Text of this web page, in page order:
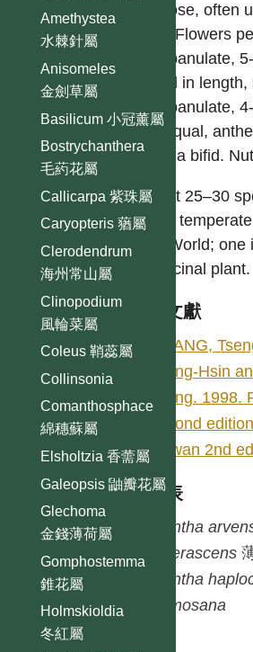
Amethystea
水棘針屬
Anisomeles
金劍草屬
Basilicum 小冠薰屬
Bostrychanthera
毛葯花屬
Callicarpa 紫珠屬
Caryopteris 蕕屬
Clerodendrum
海州常山屬
Clinopodium
風輪菜屬
Coleus 鞘蕊屬
Collinsonia
Comanthosphace
綿穗蘇屬
Elsholtzia 香薷屬
Galeopsis 鼬瓣花屬
Glechoma
金錢薄荷屬
Gomphostemma
錐花屬
Holmskioldia
冬紅屬
globose, often
part. Flowers
campanulate,
equal in
campanulate,
subequal,
stigma bifid.
About 25–30
north
Old World;
medicinal plant.
參考文獻
HUANG,
Tsung-Hsin
Tsang. 1998.
second
Taiwan 2nd
種列表
Mentha
piperascens
Mentha
formosana